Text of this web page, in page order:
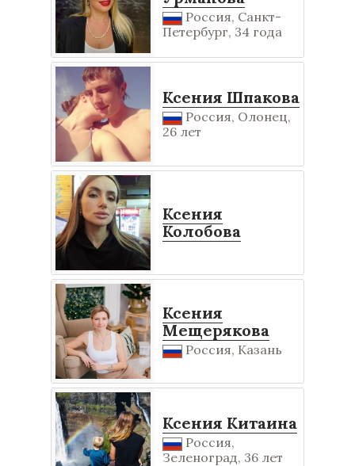
Россия, Санкт-
Петербург, 34 года
Ксения Шпакова
Россия, Олонец,
26 лет
Ксения
Колобова
Ксения
Мещерякова
Россия, Казань
Ксения Китаина
Россия,
Зеленоград, 36 лет